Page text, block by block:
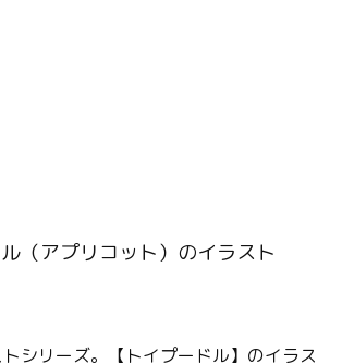
シリーズ。【トイプードル】のイラス